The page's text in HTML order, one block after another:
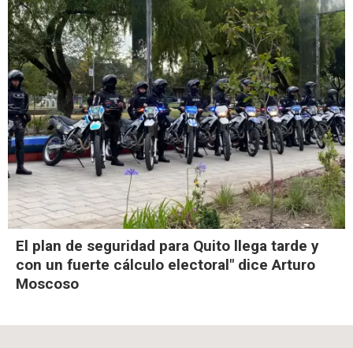
El plan de seguridad para Quito llega tarde y
con un fuerte cálculo electoral" dice Arturo
Moscoso